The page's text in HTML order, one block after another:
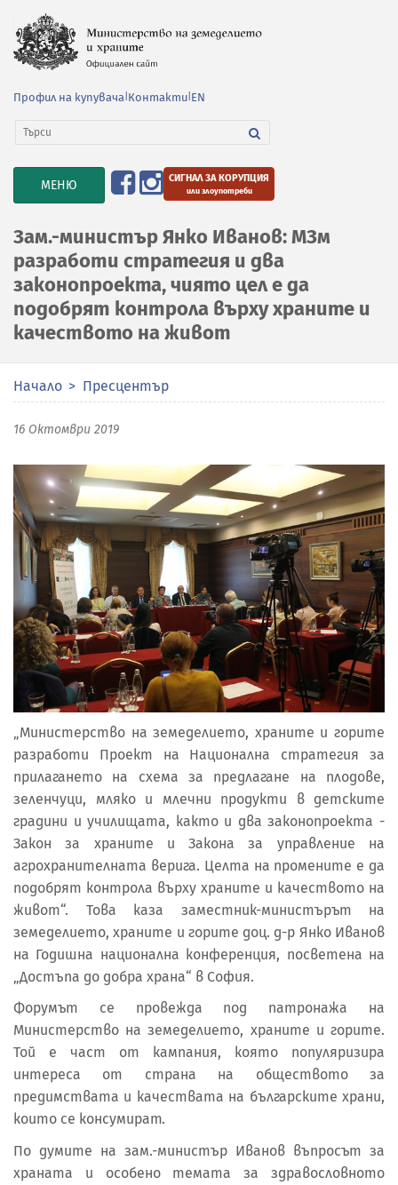
Профил на купувача Контакти EN
TOGGLE
NAVIGATION
МЕНЮ СИГНАЛ ЗА КОРУПЦИЯ
или злоупотреби
Зам.-министър Янко Иванов: МЗм
разработи стратегия и два
законопроекта, чиято цел е да
подобрят контрола върху храните и
качеството на живот
Начало Пресцентър
16 Октомври 2019
„Министерство на земеделието, храните и горите
разработи Проект на Национална стратегия за
прилагането на схема за предлагане на плодове,
зеленчуци, мляко и млечни продукти в детските
градини и училищата, както и два законопроекта -
Закон за храните и Закона за управление на
агрохранителната верига. Целта на промените е да
подобрят контрола върху храните и качеството на
живот“. Това каза заместник-министърът на
земеделието, храните и горите доц. д-р Янко Иванов
на Годишна национална конференция, посветена на
„Достъпа до добра храна“ в София.
Форумът се провежда под патронажа на
Министерство на земеделието, храните и горите.
Той е част от кампания, която популяризира
интереса от страна на обществото за
предимствата и качествата на българските храни,
които се консумират.
По думите на зам.-министър Иванов въпросът за
храната и особено темата за здравословното